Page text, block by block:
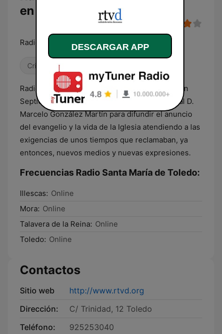
en directo
Radio Santa María de Toledo, te da la palabra
Cristiana
Radio Santa María comenzaba sus emisiones en
Septiembre de 1993 impulsada por el Cardenal D.
Marcelo González Martín para difundir el anuncio
del evangelio y la vida de la Iglesia atendiendo a las
exigencias de unos tiempos que reclamaban, ya
entonces, nuevos medios y nuevas expresiones.
Frecuencias Radio Santa María de Toledo:
Illescas: Online
Mora: Online
Talavera de la Reina: Online
Toledo: Online
Contactos
Sitio web
http://www.rtvd.org
Dirección:
C/ Trinidad, 12 Toledo
Teléfono:
925253040
DESCARGAR APP